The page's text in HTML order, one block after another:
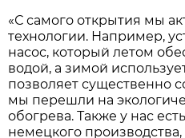
«С самого открытия мы
технологии. Например,
насос, который летом
водой, а зимой
позволяет существенно
мы перешли на
обогрева. Также у нас
немецкого